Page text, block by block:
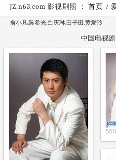
JZ.n63.com 影视剧照 ： 首页 /
俞小凡.陈希光.白庆琳.田子田.黄爱玲
中国电视